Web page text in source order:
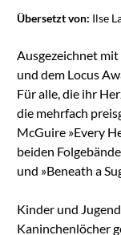
Übersetzt von: Ilse
Ausgezeichnet
und dem Locus
Für alle, die ihr
die mehrfach
McGuire »Every
beiden
und »Beneath a
Kinder und
Kaninchenlöcher